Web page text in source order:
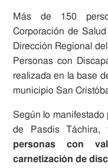
Más de 150
Corporación de
Dirección Regional
Personas con
realizada en la base
municipio San
Según lo manifestado
de Pasdis Táchira,
personas con
carnetización de